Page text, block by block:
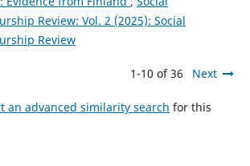
Review: Vol. 2 (2025): Social
Review
1-10 of 36 Next
an advanced similarity search for this